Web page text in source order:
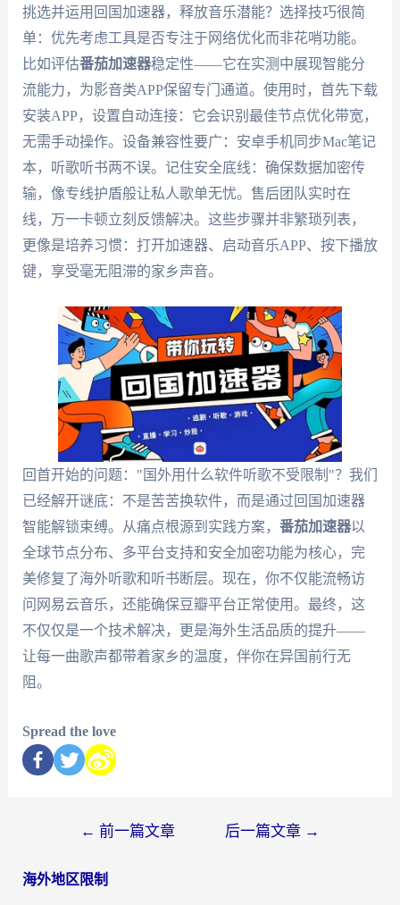
挑选并运用回国加速器，释放音乐潜能？选择技巧很简
单：优先考虑工具是否专注于网络优化而非花哨功能。
比如评估番茄加速器稳定性——它在实测中展现智能分
流能力，为影音类APP保留专门通道。使用时，首先下载
安装APP，设置自动连接：它会识别最佳节点优化带宽，
无需手动操作。设备兼容性要广：安卓手机同步Mac笔记
本，听歌听书两不误。记住安全底线：确保数据加密传
输，像专线护盾般让私人歌单无忧。售后团队实时在
线，万一卡顿立刻反馈解决。这些步骤并非繁琐列表，
更像是培养习惯：打开加速器、启动音乐APP、按下播放
键，享受毫无阻滞的家乡声音。
回首开始的问题："国外用什么软件听歌不受限制"？我们
已经解开谜底：不是苦苦换软件，而是通过回国加速器
智能解锁束缚。从痛点根源到实践方案， 番茄加速器以
全球节点分布、多平台支持和安全加密功能为核心，完
美修复了海外听歌和听书断层。现在，你不仅能流畅访
问网易云音乐，还能确保豆瓣平台正常使用。最终，这
不仅仅是一个技术解决，更是海外生活品质的提升——
让每一曲歌声都带着家乡的温度，伴你在异国前行无
阻。
Spread the love
← 前一篇文章 后一篇文章 →
海外地区限制